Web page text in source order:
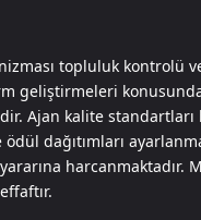
topluluk kontrolü
geliştirmeleri
Ajan kalite
ödül dağıtımları
harcanmaktadır.